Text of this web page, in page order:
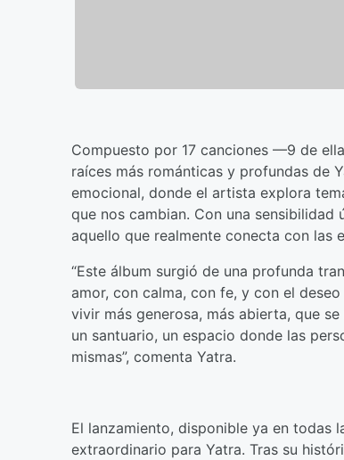
Compuesto por 17 canciones —9 de
raíces más románticas y profundas de
emocional, donde el artista explora
que nos cambian. Con una
aquello que realmente conecta con las
“Este álbum surgió de una profunda
amor, con calma, con fe, y con el
vivir más generosa, más abierta, que
un santuario, un espacio donde las
mismas”, comenta Yatra.
El lanzamiento, disponible ya en todas
extraordinario para Yatra. Tras su